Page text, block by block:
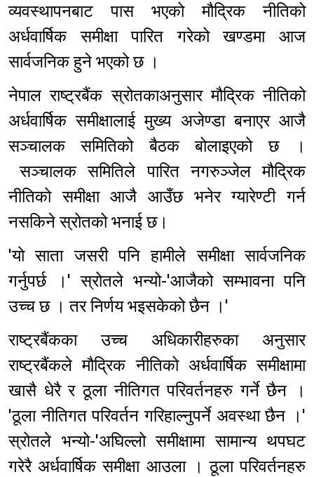
व्यवस्थापनबाट पास भएको मौद्रिक नीतिको
अर्धवार्षिक समीक्षा पारित गरेको खण्डमा आज
सार्वजनिक हुने भएको छ ।
नेपाल राष्ट्रबैंक स्रोतकाअनुसार मौद्रिक नीतिको
अर्धवार्षिक समीक्षालाई मुख्य अजेण्डा बनाएर आजै
सञ्चालक समितिको बैठक बोलाइएको छ ।
सञ्चालक समितिले पारित नगरुञ्जेल मौद्रिक
नीतिको समीक्षा आजै आउँछ भनेर ग्यारेण्टी गर्न
नसकिने स्रोतको भनाई छ।
'यो साता जसरी पनि हामीले समीक्षा सार्वजनिक
गर्नुपर्छ ।' स्रोतले भन्यो-'आजैको सम्भावना पनि
उच्च छ । तर निर्णय भइसकेको छैन ।'
राष्ट्रबैंकका उच्च अधिकारीहरुका अनुसार
राष्ट्रबैंकले मौद्रिक नीतिको अर्धवार्षिक समीक्षामा
खासै धेरै र ठूला नीतिगत परिवर्तनहरु गर्ने छैन ।
'ठूला नीतिगत परिवर्तन गरिहाल्नुपर्ने अवस्था छैन ।'
स्रोतले भन्यो-'अघिल्लो समीक्षामा सामान्य थपघट
गरेरै अर्धवार्षिक समीक्षा आउला । ठूला परिवर्तनहरु